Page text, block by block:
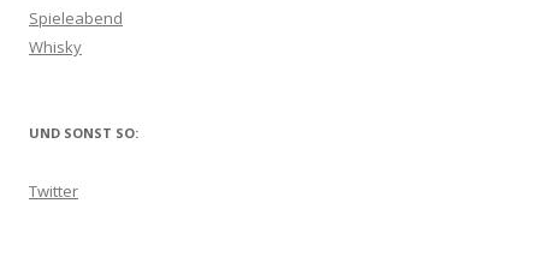
Spieleabend
Whisky
UND SONST SO:
Twitter